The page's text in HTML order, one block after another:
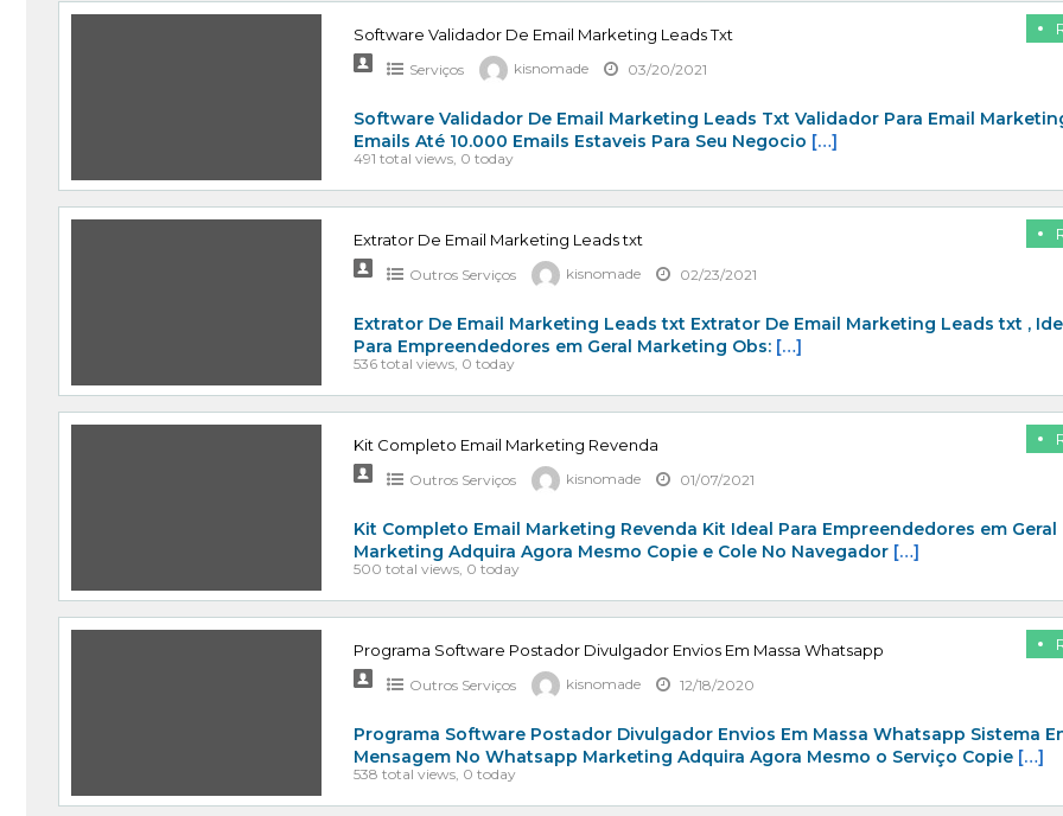
Software Validador De Email Marketing Leads Txt
Serviços kisnomade 03/20/2021
Software Validador De Email Marketing Leads Txt Validador Para Email
Emails Até 10.000 Emails Estaveis Para Seu Negocio […]
491 total views, 0 today
Extrator De Email Marketing Leads txt
Outros Serviços kisnomade 02/23/2021
Extrator De Email Marketing Leads txt Extrator De Email Marketing Leads txt ,
Para Empreendedores em Geral Marketing Obs: […]
536 total views, 0 today
Kit Completo Email Marketing Revenda
Outros Serviços kisnomade 01/07/2021
Kit Completo Email Marketing Revenda Kit Ideal Para Empreendedores em Geral
Marketing Adquira Agora Mesmo Copie e Cole No Navegador […]
500 total views, 0 today
Programa Software Postador Divulgador Envios Em Massa Whatsapp
Outros Serviços kisnomade 12/18/2020
Programa Software Postador Divulgador Envios Em Massa Whatsapp Sistema
Mensagem No Whatsapp Marketing Adquira Agora Mesmo o Serviço Copie […]
538 total views, 0 today